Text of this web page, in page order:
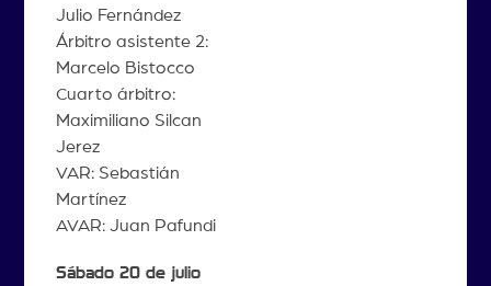
Julio Fernández
Árbitro asistente 2:
Marcelo Bistocco
Cuarto árbitro:
Maximiliano Silcan
Jerez
VAR: Sebastián
Martínez
AVAR: Juan Pafundi
Sábado 20 de julio